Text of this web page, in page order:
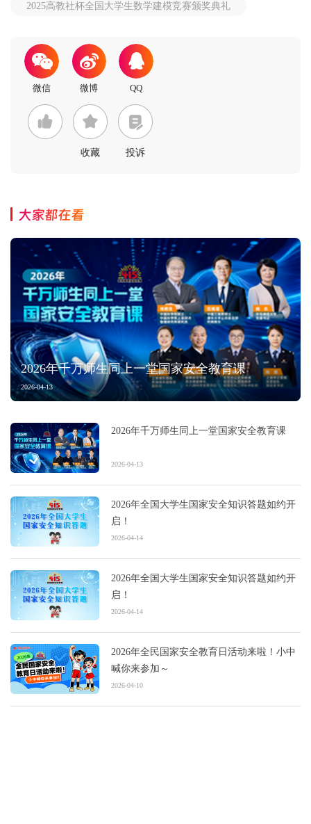
2025高教社杯全国大学生数学建模竞赛颁奖典礼
收藏 投诉
大家都在看
2026年千万师生同上一堂国家安全教育课
2026-04-13
2026年千万师生同上一堂国家安全教育课
2026-04-13
2026年全国大学生国家安全知识答题如约开
启！
2026-04-14
2026年全国大学生国家安全知识答题如约开
启！
2026-04-14
2026年全民国家安全教育日活动来啦！小中
喊你来参加～
2026-04-10